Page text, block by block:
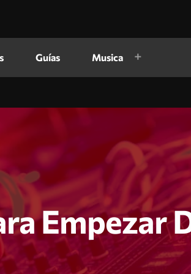
Guías Musica
Empezar